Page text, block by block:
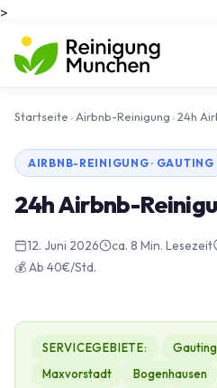
>
Startseite › Airbnb-Reinigung ›24h
AIRBNB-REINIGUNG · GAUTING
24h Airbnb-
12. Juni 2026 ca. 8 Min. Lesezeit
💰 Ab 40€/Std.
SERVICEGEBIETE: Gauting
Maxvorstadt
Bogenhausen